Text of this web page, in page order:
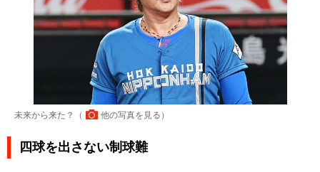
未来から来た？（ 他の写真を見る ）
四球を出さない制球難